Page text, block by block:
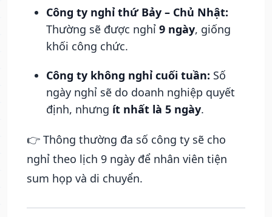
Công ty nghỉ thứ Bảy – Chủ Nhật:
Thường sẽ được nghỉ 9 ngày, giống
khối công chức.
Công ty không nghỉ cuối tuần: Số
ngày nghỉ sẽ do doanh nghiệp quyết
định, nhưng ít nhất là 5 ngày.
👉 Thông thường đa số công ty sẽ cho
nghỉ theo lịch 9 ngày để nhân viên tiện
sum họp và di chuyển.